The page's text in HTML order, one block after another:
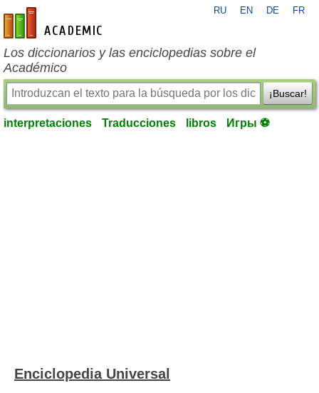
es-academic.com
RU EN DE FR
Los diccionarios y las enciclopedias sobre el
Académico
¡Buscar!
interpretaciones Traducciones libros Игры ⚽
Enciclopedia Universal